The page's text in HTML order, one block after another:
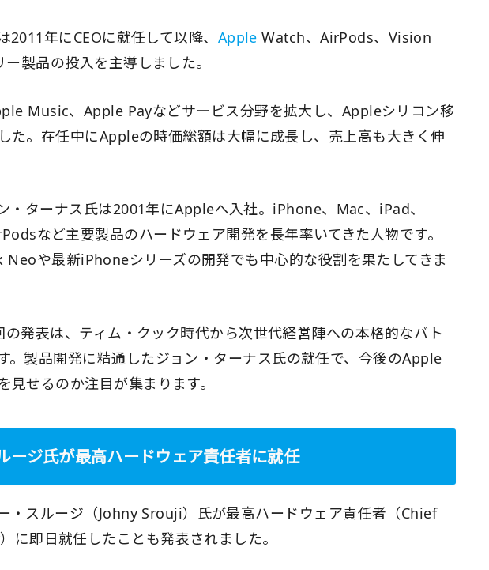
2011年にCEOに就任して以降、 Apple Watch、AirPods、Vision
製品の投入を主導しました。
Music、Apple Payなどサービス分野を拡大し、Appleシリコン移
た。在任中にAppleの時価総額は大幅に成長し、売上高も大きく伸
・ターナス氏は2001年にAppleへ入社。iPhone、Mac、iPad、
など主要製品のハードウェア開発を長年率いてきた人物です。
や最新iPhoneシリーズの開発でも中心的な役割を果たしてきま
発表は、ティム・クック時代から次世代経営陣への本格的なバト
。製品開発に精通したジョン・ターナス氏の就任で、今後のApple
見せるのか注目が集まります。
ージ氏が最高ハードウェア責任者に就任
・スルージ（Johny Srouji）氏が最高ハードウェア責任者（Chief
即日就任したことも発表されました。